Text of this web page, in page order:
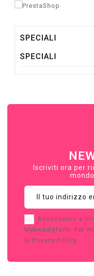
SPECIALI
SPECIALI
Iscriviti ora per
Acconsento a
Mybeautyfarm. Per
la Privacy Policy.